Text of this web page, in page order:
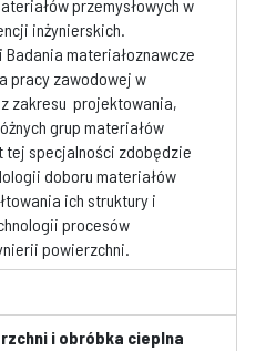
przemysłowych w
inżynierskich.
materiałoznawcze
pracy zawodowej w
zakresu projektowania,
grup materiałów
tej specjalności zdobędzie
doboru materiałów
ich struktury i
procesów
powierzchni.
i obróbka cieplna